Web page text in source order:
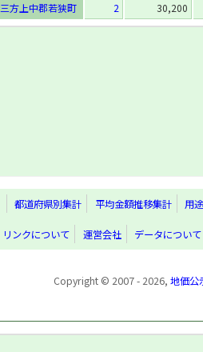
三方上中郡若狭町
2 30,200
都道府県別集計 平均金額推移集計 用
リンクについて 運営会社 データについて
Copyright © 2007 - 2026, 地価公